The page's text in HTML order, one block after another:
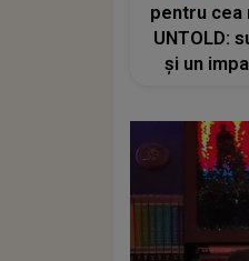
pentru cea
UNTOLD:
și un